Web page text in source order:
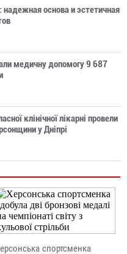
основа и эстетичная
медичну допомогу 9 687
клінічної лікарні провели
у Дніпрі
спортсменка